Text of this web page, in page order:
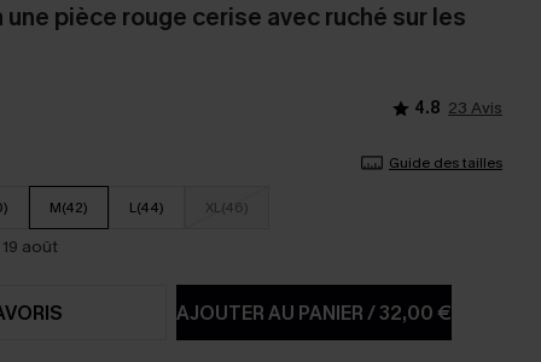
pièce rouge cerise avec ruché sur les
4.8 23 Avis
Guide des tailles
M(42) L(44) XL(46)
août
AJOUTER AU PANIER/32,00 €